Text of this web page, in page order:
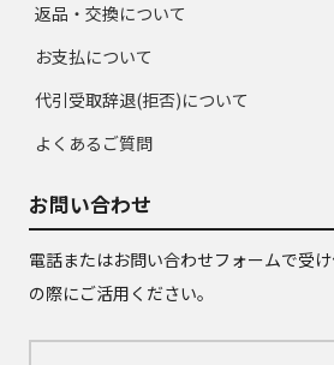
返品・交換について
お支払について
代引受取辞退(拒否)について
よくあるご質問
お問い合わせ
電話またはお問い合わせフォームで受
の際にご活用ください。